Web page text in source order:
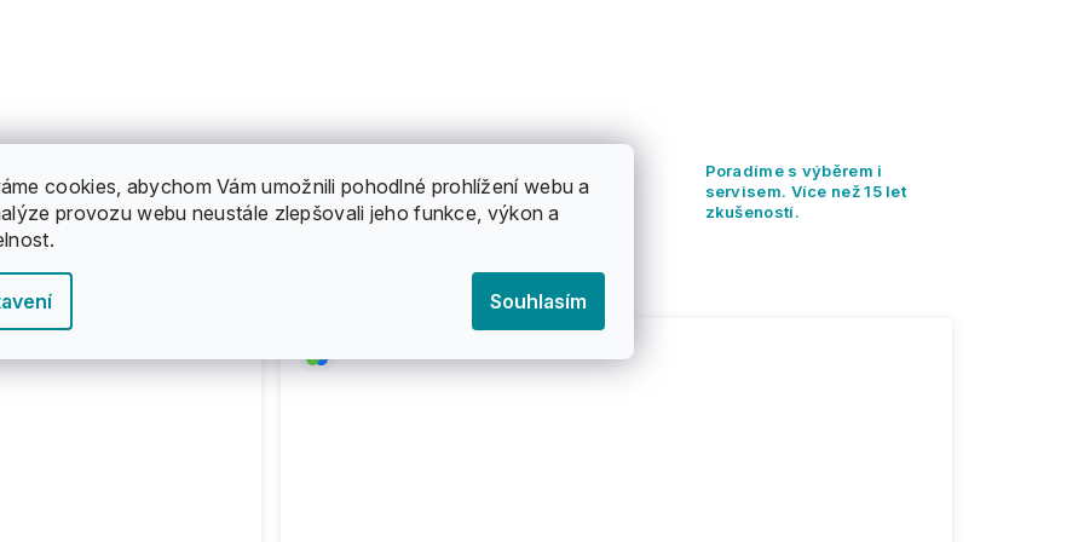
cookies, abychom Vám umožnili pohodlné prohlížení webu a
provozu webu neustále zlepšovali jeho funkce, výkon a
Souhlasím
půjčovna v Praze. Navštivte
nás.
Doprava zdarma při
objednávce nad 1000 Kč.
Poradíme s výběrem i
servisem. Více než 15 let
zkušeností.